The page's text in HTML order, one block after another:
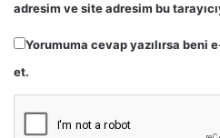
adresim ve site adresim bu
Yorumuma cevap yazılırsa beni
et.